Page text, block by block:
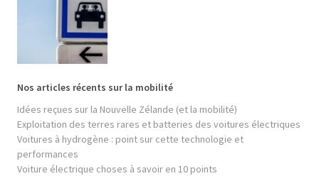
Nos articles récents sur la mobilité
Idées reçues sur la Nouvelle Zélande (et la mobilité)
Exploitation des terres rares et batteries des voitures électriques
Voitures à hydrogène : point sur cette technologie et
performances
Voiture électrique choses à savoir en 10 points